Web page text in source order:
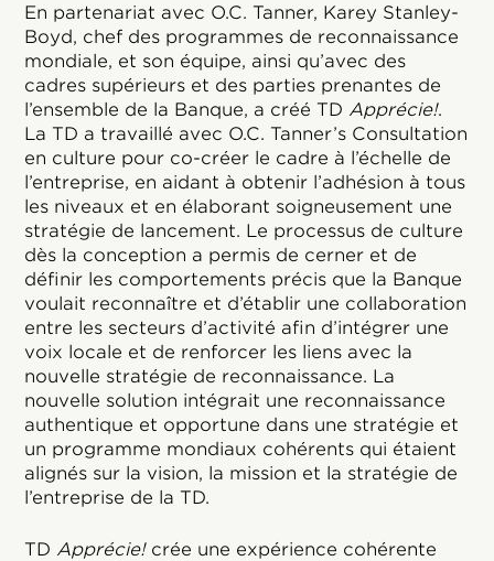
En partenariat avec O.C. Tanner, Karey Stanley-
Boyd, chef des programmes de reconnaissance
mondiale, et son équipe, ainsi qu’avec des
cadres supérieurs et des parties prenantes de
l’ensemble de la Banque, a créé TD Apprécie!.
La TD a travaillé avec O.C. Tanner’s Consultation
en culture pour co-créer le cadre à l’échelle de
l’entreprise, en aidant à obtenir l’adhésion à tous
les niveaux et en élaborant soigneusement une
stratégie de lancement. Le processus de culture
dès la conception a permis de cerner et de
définir les comportements précis que la Banque
voulait reconnaître et d’établir une collaboration
entre les secteurs d’activité afin d’intégrer une
voix locale et de renforcer les liens avec la
nouvelle stratégie de reconnaissance. La
nouvelle solution intégrait une reconnaissance
authentique et opportune dans une stratégie et
un programme mondiaux cohérents qui étaient
alignés sur la vision, la mission et la stratégie de
l’entreprise de la TD.
TD Apprécie!crée une expérience cohérente